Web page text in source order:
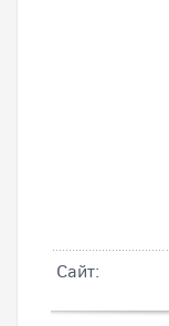
Cайт: